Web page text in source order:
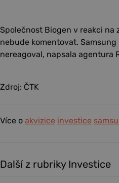
Společnost Biogen v reakci na
nebude komentovat.
nereagoval, napsala agentura
Zdroj: ČTK
Více o akvizice investice
Další z rubriky Investice